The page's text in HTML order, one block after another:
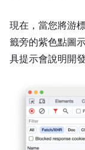
現在，當您將游
籤旁的紫色點圖
具提示會說明開